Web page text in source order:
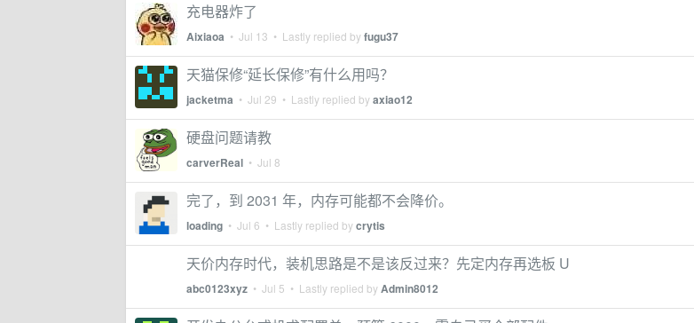
充电器炸了
Aixiaoa • Jul 13 • Lastly replied byfugu37
天猫保修“延长保修”有什么用吗？
jacketma • Jul 29 • Lastly replied byaxiao12
硬盘问题请教
carverReal • Jul 8
完了，到 2031 年，内存可能都不会降价。
loading • Jul 6 • Lastly replied bycrytis
天价内存时代，装机思路是不是该反过来？先定内存再选板 U
abc0123xyz • Jul 5 • Lastly replied byAdmin8012